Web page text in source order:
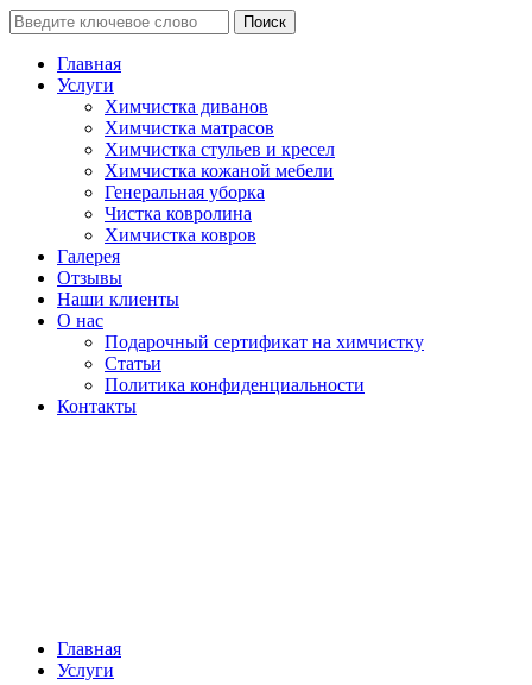
Поиск
Главная
Услуги
Химчистка диванов
Химчистка матрасов
Химчистка стульев и кресел
Химчистка кожаной мебели
Генеральная уборка
Чистка ковролина
Химчистка ковров
Галерея
Отзывы
Наши клиенты
О нас
Подарочный сертификат на химчистку
Статьи
Политика конфиденциальности
Контакты
Главная
Услуги